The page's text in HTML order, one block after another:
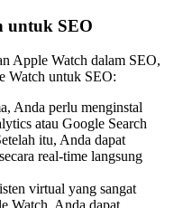
untuk SEO
Apple Watch dalam SEO,
Watch untuk SEO:
Anda perlu menginstal
atau Google Search
itu, Anda dapat
real-time langsung
virtual yang sangat